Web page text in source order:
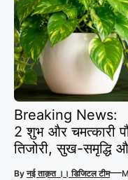
Breaking News:
2 शुभ और चमत्कारी
तिजोरी, सुख-समृद्धि
Byनई ताक़त ।। डिजिटल टीम—